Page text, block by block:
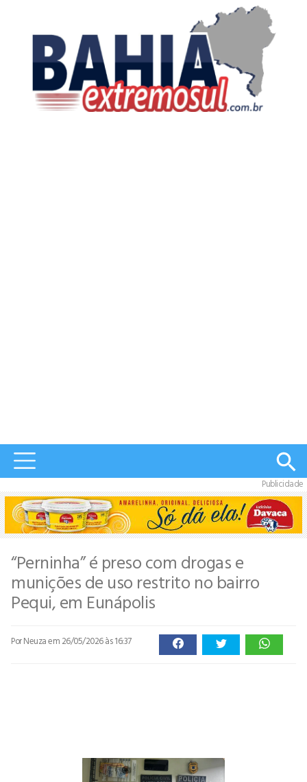
Publicidade
“Perninha” é preso com drogas e
munições de uso restrito no bairro
Pequi, em Eunápolis
Por Neuzaem 26/05/2026 às 16:37